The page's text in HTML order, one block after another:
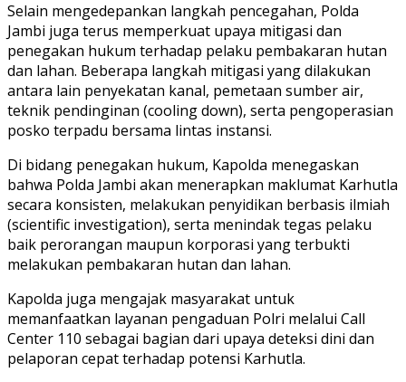
Selain mengedepankan langkah pencegahan, Polda
Jambi juga terus memperkuat upaya mitigasi dan
penegakan hukum terhadap pelaku pembakaran hutan
dan lahan. Beberapa langkah mitigasi yang dilakukan
antara lain penyekatan kanal, pemetaan sumber air,
teknik pendinginan (cooling down), serta pengoperasian
posko terpadu bersama lintas instansi.
Di bidang penegakan hukum, Kapolda menegaskan
bahwa Polda Jambi akan menerapkan maklumat Karhutla
secara konsisten, melakukan penyidikan berbasis ilmiah
(scientific investigation), serta menindak tegas pelaku
baik perorangan maupun korporasi yang terbukti
melakukan pembakaran hutan dan lahan.
Kapolda juga mengajak masyarakat untuk
memanfaatkan layanan pengaduan Polri melalui Call
Center 110 sebagai bagian dari upaya deteksi dini dan
pelaporan cepat terhadap potensi Karhutla.